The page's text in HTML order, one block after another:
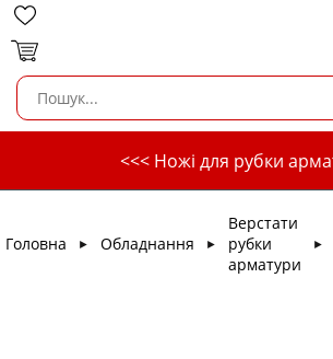
<<< Ножі для рубки
Головна ► Обладнання ►
Верстати
рубки
арматури
►